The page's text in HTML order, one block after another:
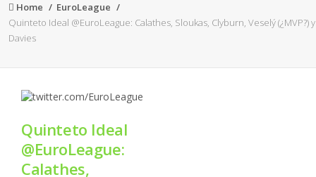
ACB
FEB
FIBA
OTROS
Home
EuroLeague
Quinteto Ideal @EuroLeague: Calathes, Sloukas, Clyburn, Veselý (¿MVP?) y
Davies
Quinteto Ideal
@EuroLeague:
Calathes,